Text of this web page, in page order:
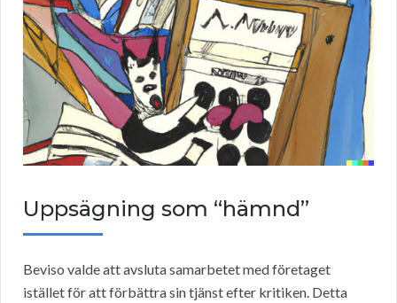
Uppsägning som “hämnd”
Beviso valde att avsluta samarbetet med företaget
istället för att förbättra sin tjänst efter kritiken. Detta